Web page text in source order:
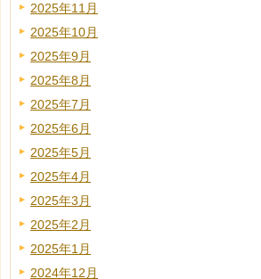
2025年11月
2025年10月
2025年9月
2025年8月
2025年7月
2025年6月
2025年5月
2025年4月
2025年3月
2025年2月
2025年1月
2024年12月